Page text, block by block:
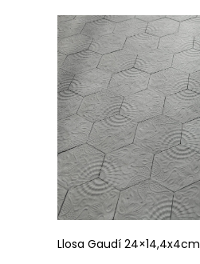
Llosa Gaudí 24×14,4x4cm